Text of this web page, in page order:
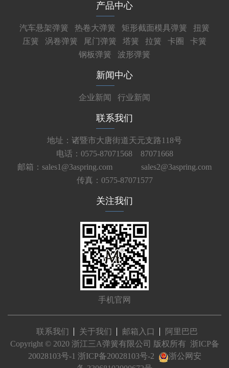
产品中心
汽车悬架弹簧 热卷大弹簧 矩形截面模具弹簧
扭簧
压簧
涡卷弹簧 尾门弹簧 塔簧 拉簧 卡圈
卡簧
钢板弹簧
波形弹簧
新闻中心
企业新闻 行业新闻
联系我们
地址：诸暨市大唐街道天元支路118号
电话：0575-87071568 87071668
邮箱：sales1@3aspring.com
sales2@3aspring.com
传真：0575-87071577
关注我们
手机官网
联系我们 关于我们 邮箱入口
阿里巴巴
Copyright © 2020 浙江三A弹簧有限公司 版权所有 浙ICP备
20028103号-1 浙ICP备20028103号-2
浙公网安